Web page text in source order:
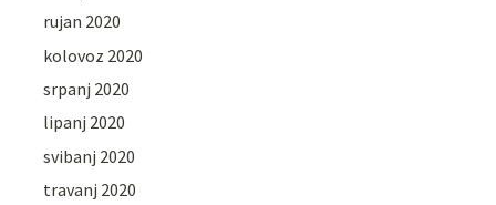
rujan 2020
kolovoz 2020
srpanj 2020
lipanj 2020
svibanj 2020
travanj 2020